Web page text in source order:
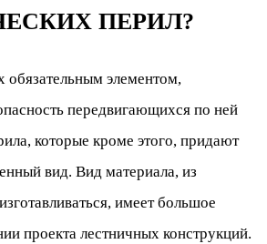
ПЕРИЛ?
элементом,
передвигающихся по ней
которые кроме этого, придают
вид. Вид материала, из
имеет большое
проекта лестничных конструкций.